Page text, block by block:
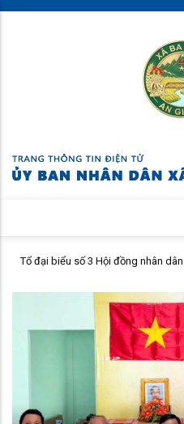
Skip
3 Hội đồng nhân dân xã Ba Chúc